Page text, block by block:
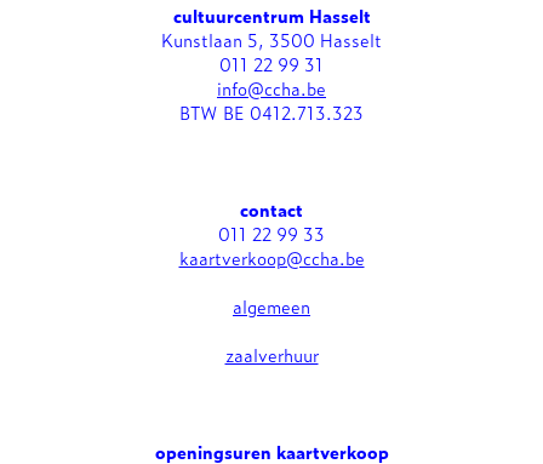
cultuurcentrum Hasselt
Kunstlaan 5, 3500 Hasselt
011 22 99 31
info@ccha.be
BTW BE 0412.713.323
contact
011 22 99 33
kaartverkoop@ccha.be
algemeen
zaalverhuur
openingsuren kaartverkoop